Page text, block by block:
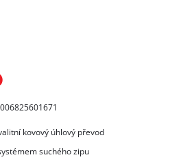
kovový úhlový převod
suchého zipu